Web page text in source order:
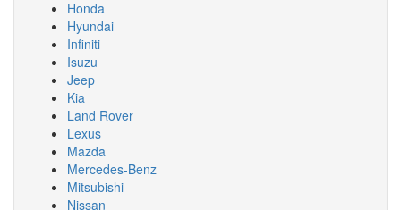
Honda
Hyundai
Infiniti
Isuzu
Jeep
Kia
Land Rover
Lexus
Mazda
Mercedes-Benz
Mitsubishi
Nissan